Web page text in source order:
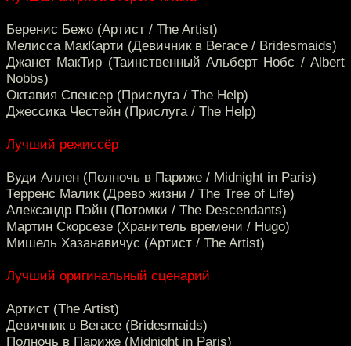
Беренис Бежо (Артист / The Artist)
Мелисса МакКарти (Девичник в Вегасе / Bridesmaids)
Джанет МакТир (Таинственный Альберт Нобс / Albert
Nobbs)
Октавия Спенсер (Прислуга / The Help)
Джессика Честейн (Прислуга / The Help)
Лучший режиссёр
Вуди Аллен (Полночь в Париже / Midnight in Paris)
Терренс Малик (Древо жизни / The Tree of Life)
Александр Пэйн (Потомки / The Descendants)
Мартин Скорсезе (Хранитель времени / Hugo)
Мишель Хазанавичус (Артист / The Artist)
Лучший оригинальный сценарий
Артист (The Artist)
Девичник в Вегасе (Bridesmaids)
Полночь в Париже (Midnight in Paris)